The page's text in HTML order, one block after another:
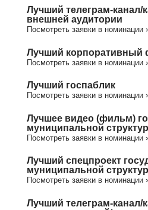
Лучший телеграм-канал/
внешней аудитории
Посмотреть заявки в номинации
Лучший корпоративный
Посмотреть заявки в номинации
Лучший госпаблик
Посмотреть заявки в номинации
Лучшее видео (фильм)
муниципальной
Посмотреть заявки в номинации
Лучший спецпроект
муниципальной
Посмотреть заявки в номинации
Лучший телеграм-канал/